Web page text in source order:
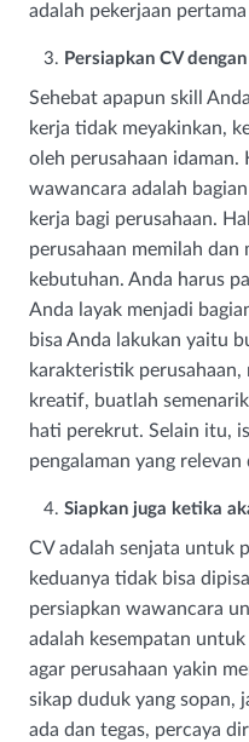
adalah pekerjaan pertama
Persiapkan CV
Sehebat apapun skill
kerja tidak meyakinkan,
oleh perusahaan idaman.
wawancara adalah
kerja bagi perusahaan.
perusahaan memilah dan
kebutuhan. Anda harus
Anda layak menjadi
bisa Anda lakukan yaitu
karakteristik perusahaan,
kreatif, buatlah
hati perekrut. Selain itu,
pengalaman yang
Siapkan juga ketika
CV adalah senjata untuk
keduanya tidak bisa
persiapkan wawancara
adalah kesempatan
agar perusahaan yakin
sikap duduk yang sopan,
ada dan tegas, percaya